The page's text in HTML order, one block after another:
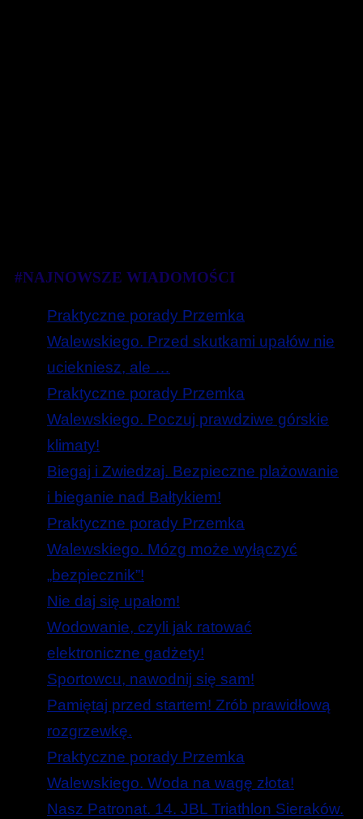
#NAJNOWSZE WIADOMOŚCI
Praktyczne porady Przemka
Walewskiego. Przed skutkami upałów nie
uciekniesz, ale …
Praktyczne porady Przemka
Walewskiego. Poczuj prawdziwe górskie
klimaty!
Biegaj i Zwiedzaj. Bezpieczne plażowanie
i bieganie nad Bałtykiem!
Praktyczne porady Przemka
Walewskiego. Mózg może wyłączyć
„bezpiecznik”!
Nie daj się upałom!
Wodowanie, czyli jak ratować
elektroniczne gadżety!
Sportowcu, nawodnij się sam!
Pamiętaj przed startem! Zrób prawidłową
rozgrzewkę.
Praktyczne porady Przemka
Walewskiego. Woda na wagę złota!
Nasz Patronat. 14. JBL Triathlon Sieraków.